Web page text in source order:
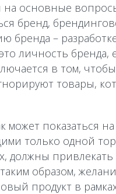
на основные
бренд,
бренда –
личность бренда,
в том,
товары,
может показаться
только одной
должны
образом,
продукт в